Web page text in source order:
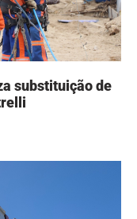
substituição de